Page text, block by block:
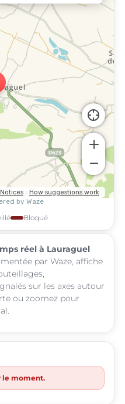
Bloqué
réel à Lauraguel
par Waze, affiche
sur les axes autour
ou zoomez pour
le moment.